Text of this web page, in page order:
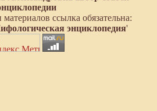
ссылка обязательна:
энциклопедия'